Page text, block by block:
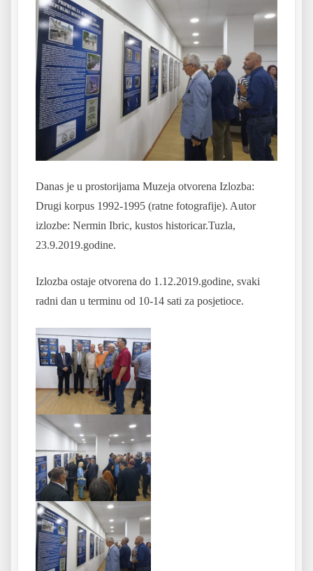
Danas je u prostorijama Muzeja otvorena Izlozba:
Drugi korpus 1992-1995 (ratne fotografije). Autor
izlozbe: Nermin Ibric, kustos historicar.Tuzla,
23.9.2019.godine.
Izlozba ostaje otvorena do 1.12.2019.godine, svaki
radni dan u terminu od 10-14 sati za posjetioce.